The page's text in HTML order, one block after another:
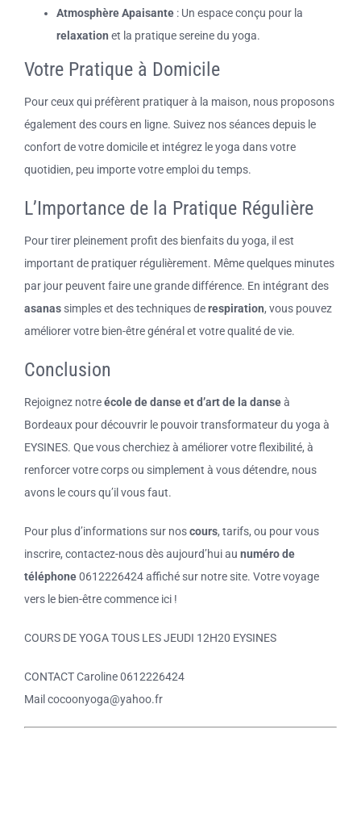
Atmosphère Apaisante : Un espace conçu pour la
relaxation et la pratique sereine du yoga.
Votre Pratique à Domicile
Pour ceux qui préfèrent pratiquer à la maison, nous proposons
également des cours en ligne. Suivez nos séances depuis le
confort de votre domicile et intégrez le yoga dans votre
quotidien, peu importe votre emploi du temps.
L’Importance de la Pratique Régulière
Pour tirer pleinement profit des bienfaits du yoga, il est
important de pratiquer régulièrement. Même quelques minutes
par jour peuvent faire une grande différence. En intégrant des
asanas simples et des techniques derespiration, vous pouvez
améliorer votre bien-être général et votre qualité de vie.
Conclusion
Rejoignez notreécole de danse et d’art de la danseà
Bordeaux pour découvrir le pouvoir transformateur du yoga à
EYSINES. Que vous cherchiez à améliorer votre flexibilité, à
renforcer votre corps ou simplement à vous détendre, nous
avons le cours qu’il vous faut.
Pour plus d’informations sur noscours, tarifs, ou pour vous
inscrire, contactez-nous dès aujourd’hui au numéro de
téléphone0612226424 affiché sur notre site. Votre voyage
vers le bien-être commence ici !
COURS DE YOGA TOUS LES JEUDI 12H20 EYSINES
CONTACT Caroline 0612226424
Mail cocoonyoga@yahoo.fr